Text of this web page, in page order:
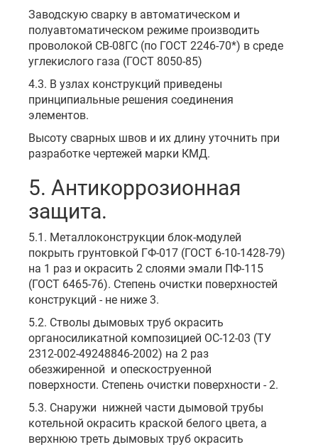
Заводскую сварку в автоматическом и
полуавтоматическом режиме производить
проволокой СВ-08ГС (по ГОСТ 2246-70*) в среде
углекислого газа (ГОСТ 8050-85)
4.3. В узлах конструкций приведены
принципиальные решения соединения
элементов.
Высоту сварных швов и их длину уточнить при
разработке чертежей марки КМД.
5. Антикоррозионная
защита.
5.1. Металлоконструкции блок-модулей
покрыть грунтовкой ГФ-017 (ГОСТ 6-10-1428-79)
на 1 раз и окрасить 2 слоями эмали ПФ-115
(ГОСТ 6465-76). Степень очистки поверхностей
конструкций - не ниже 3.
5.2. Стволы дымовых труб окрасить
органосиликатной композицией ОС-12-03 (ТУ
2312-002-49248846-2002) на 2 раз
обезжиренной и опескоструенной
поверхности. Степень очистки поверхности - 2.
5.3. Снаружи нижней части дымовой трубы
котельной окрасить краской белого цвета, а
верхнюю треть дымовых труб окрасить